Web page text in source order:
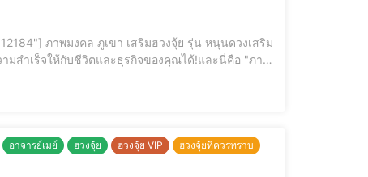
อาจารย์เมย์ ฮวงจุ้ย ฮวงจุ้ย VIP
ฮวงจุ้ยที่ควรทราบ